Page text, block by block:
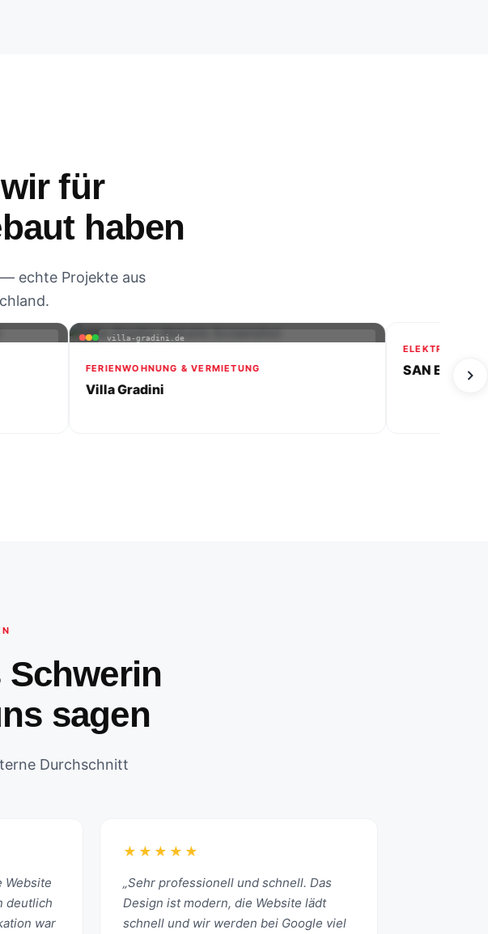
für
haben
echte Projekte aus
villa-gradini.de
FERIENWOHNUNG & VERMIETUNG
Villa Gradini
ELEKTROTECHNIK
Schwerin
sagen
Durchschnitt
Website
deutlich
war
★★★★★
„Sehr professionell und schnell. Das
Design ist modern, die Website lädt
schnell und wir werden bei Google viel